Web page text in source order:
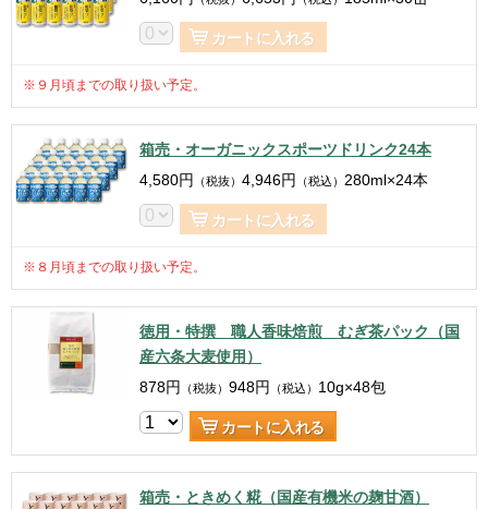
カートに入れる
※９月頃までの取り扱い予定。
箱売・オーガニックスポーツドリンク24本
4,580円 （税抜） 4,946円 （税込） 280ml×24本
カートに入れる
※８月頃までの取り扱い予定。
徳用・特撰 職人香味焙煎 むぎ茶パック（国
産六条大麦使用）
878円 （税抜） 948円 （税込） 10g×48包
カートに入れる
箱売・ときめく糀（国産有機米の麹甘酒）